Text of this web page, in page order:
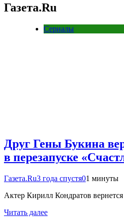
Газета.Ru
Сериалы
Друг Гены Букина
в перезапуске
Газета.Ru3 года спустя01 минуты
Актер Кирилл Кондратов вернется
Читать далее